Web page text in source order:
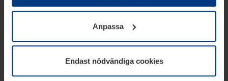
godkännande kan du när som helst ändra eller återkalla i
informationen om kakor underDataskyddsförklaring
vår webbplats.
Anpassa
Endast nödvändiga cookies